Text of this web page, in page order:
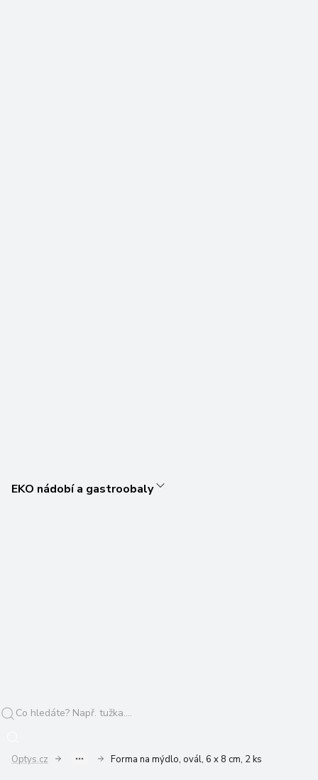
EKO nádobí a gastroobaly
Optys.cz Forma na mýdlo, ovál, 6 x 8 cm, 2 ks